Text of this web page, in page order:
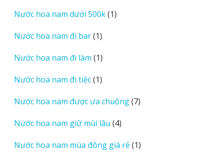
Nước hoa nam dưới 500k 11
Nước hoa nam đi bar 11
phẩm
Nước hoa nam đi làm 11
phẩm
Nước hoa nam đi tiệc 11
phẩm
Nước hoa nam được ưa chuộng 77
Nước hoa nam giữ mùi lâu 44
phẩm
Nước hoa nam mùa đông giá rẻ 11